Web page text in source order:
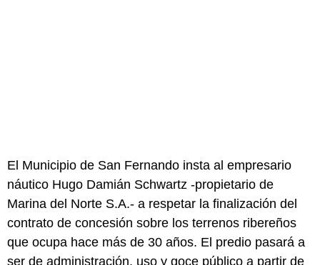
El Municipio de San Fernando insta al empresario
náutico Hugo Damián Schwartz -propietario de
Marina del Norte S.A.- a respetar la finalización del
contrato de concesión sobre los terrenos ribereños
que ocupa hace más de 30 años. El predio pasará a
ser de administración, uso y goce público a partir de